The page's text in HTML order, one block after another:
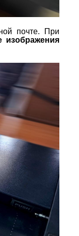
почте. При
изображения